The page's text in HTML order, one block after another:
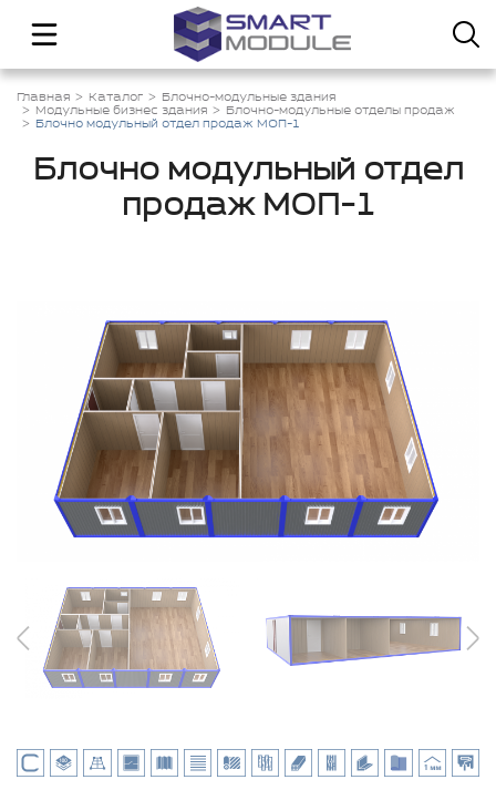
Главная Каталог
Блочно-модульные здания
Модульные бизнес здания
Блочно-модульные отделы продаж
Блочно модульный отдел продаж МОП-1
Блочно модульный отдел
продаж МОП-1